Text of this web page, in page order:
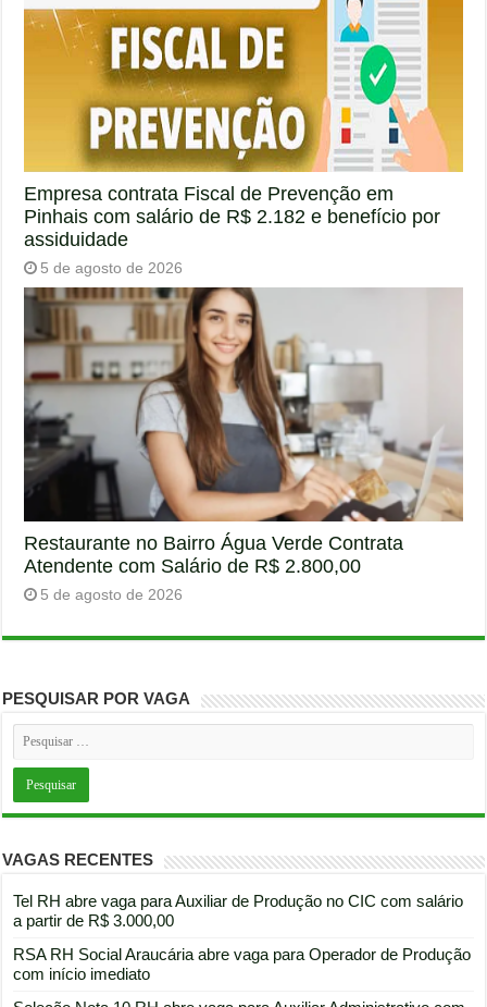
Empresa contrata Fiscal de Prevenção em
Pinhais com salário de R$ 2.182 e benefício por
assiduidade
5 de agosto de 2026
Restaurante no Bairro Água Verde Contrata
Atendente com Salário de R$ 2.800,00
5 de agosto de 2026
PESQUISAR POR VAGA
VAGAS RECENTES
Tel RH abre vaga para Auxiliar de Produção no CIC com salário
a partir de R$ 3.000,00
RSA RH Social Araucária abre vaga para Operador de Produção
com início imediato